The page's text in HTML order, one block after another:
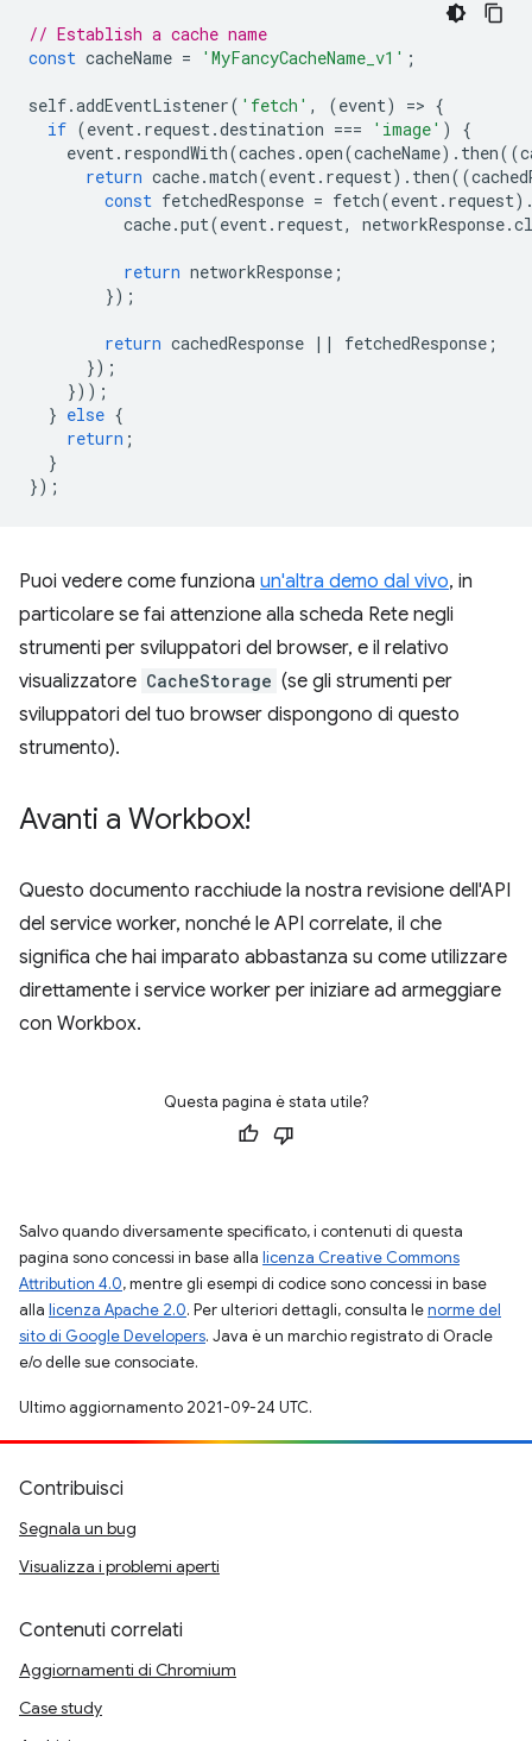
// Establish a cache name
const cacheName = 'MyFancyCacheName_v1' ;
self.addEventListener( 'fetch' , (event) => {
if (event. request.destination === 'image' )
{
event. respondWith(caches .open(cacheName). then((
return cache.match(event. request). then((
const fetchedResponse = fetch(event. request
cache.put(event. request, networkResponse.
return networkResponse ;
});
return cachedResponse || fetchedResponse ;
});
}));
} else {
return ;
}
});
Puoi vedere come funziona un'altra demo dal vivo, in
particolare se fai attenzione alla scheda Rete negli
strumenti per sviluppatori del browser, e il relativo
visualizzatore CacheStorage (se gli strumenti per
sviluppatori del tuo browser dispongono di questo
strumento).
Avanti a Workbox!
Questo documento racchiude la nostra revisione dell'API
del service worker, nonché le API correlate, il che
significa che hai imparato abbastanza su come utilizzare
direttamente i service worker per iniziare ad armeggiare
con Workbox.
Questa pagina è stata utile?
Salvo quando diversamente specificato, i contenuti di questa
pagina sono concessi in base alla licenza Creative Commons
Attribution 4.0, mentre gli esempi di codice sono concessi in base
alla licenza Apache 2.0. Per ulteriori dettagli, consulta lenorme del
sito di Google Developers. Java è un marchio registrato di Oracle
e/o delle sue consociate.
Ultimo aggiornamento 2021-09-24 UTC.
Contribuisci
Segnala un bug
Visualizza i problemi aperti
Contenuti correlati
Aggiornamenti di Chromium
Case study